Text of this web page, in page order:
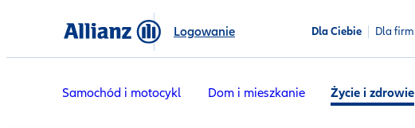
Logowanie Dla Ciebie Dla firm
Samochód i motocykl Dom i mieszkanie Życie i zdrowie